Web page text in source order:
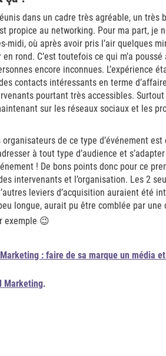
dans un cadre très agréable, un très
propice au networking. Pour ma part, je
midi, où après avoir pris l’air quelques
rond. C’est toutefois ce qui m’a
encore inconnues. L’expérience
contacts intéressants en terme
pourtant très accessibles. Surtout
sur les réseaux sociaux et les
de ce type d’événement
à tout type d’audience et
! De bons points donc pour ce
intervenants et l’organisation. Les 2
leviers d’acquisition auraient été
longue, aurait pu être comblée par une
exemple 😉
: faire de sa marque un média
Marketing.